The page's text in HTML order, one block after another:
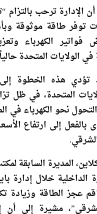
ترحب بالتزام
توفر طاقة موثوقة
الكهرباء
الولايات المتحدة
تؤدي هذه الخطوة
المتحدة، في ظل
نحو الكهرباء في
بالفعل إلى ارتفاع
المديرة السابقة
الداخلية خلال إدارة
عجز الطاقة وزيادة
مشيرة إلى أن